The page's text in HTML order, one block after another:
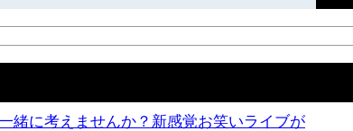
緒に考えませんか？新感覚お笑いライブが